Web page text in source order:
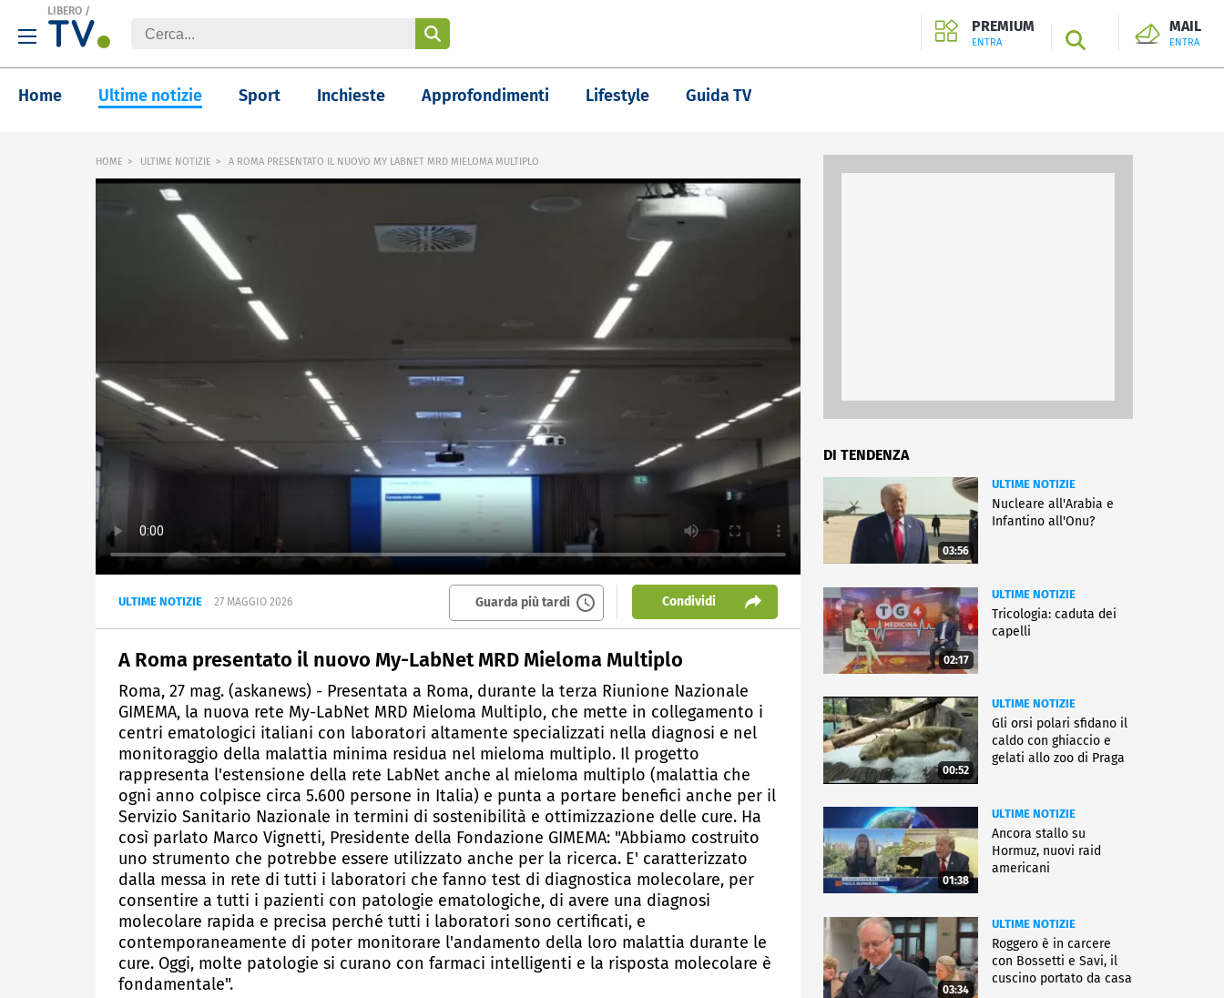
LIBERO /
PREMIUM
ENTRA SEARCH
MAIL
ENTRA
Home Ultime notizie Sport Inchieste Approfondimenti Lifestyle Guida TV
HOME ULTIME NOTIZIE A ROMA PRESENTATO IL NUOVO MY LABNET MRD MIELOMA MULTIPLO
ULTIME NOTIZIE 27 MAGGIO 2026 Guarda più tardi Condividi
A Roma presentato il nuovo My-LabNet MRD Mieloma Multiplo
Roma, 27 mag. (askanews) - Presentata a Roma, durante la terza Riunione Nazionale
GIMEMA, la nuova rete My-LabNet MRD Mieloma Multiplo, che mette in collegamento i
centri ematologici italiani con laboratori altamente specializzati nella diagnosi e nel
monitoraggio della malattia minima residua nel mieloma multiplo. Il progetto
rappresenta l'estensione della rete LabNet anche al mieloma multiplo (malattia che
ogni anno colpisce circa 5.600 persone in Italia) e punta a portare benefici anche per il
Servizio Sanitario Nazionale in termini di sostenibilità e ottimizzazione delle cure. Ha
così parlato Marco Vignetti, Presidente della Fondazione GIMEMA: "Abbiamo costruito
uno strumento che potrebbe essere utilizzato anche per la ricerca. E' caratterizzato
dalla messa in rete di tutti i laboratori che fanno test di diagnostica molecolare, per
consentire a tutti i pazienti con patologie ematologiche, di avere una diagnosi
molecolare rapida e precisa perché tutti i laboratori sono certificati, e
contemporaneamente di poter monitorare l'andamento della loro malattia durante le
cure. Oggi, molte patologie si curano con farmaci intelligenti e la risposta molecolare è
fondamentale".
DI TENDENZA
03:56
ULTIME NOTIZIE
Nucleare all'Arabia e
Infantino all'Onu?
02:17
ULTIME NOTIZIE
Tricologia: caduta dei
capelli
00:52
ULTIME NOTIZIE
Gli orsi polari sfidano il
caldo con ghiaccio e
gelati allo zoo di Praga
01:38
ULTIME NOTIZIE
Ancora stallo su
Hormuz, nuovi raid
americani
03:34
ULTIME NOTIZIE
Roggero è in carcere
con Bossetti e Savi, il
cuscino portato da casa